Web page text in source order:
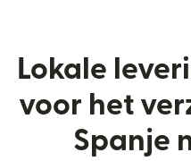
Lokale
voor het
Spanje